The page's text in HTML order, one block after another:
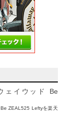
ェイウッド Be
ZEAL525 Leftyを楽天